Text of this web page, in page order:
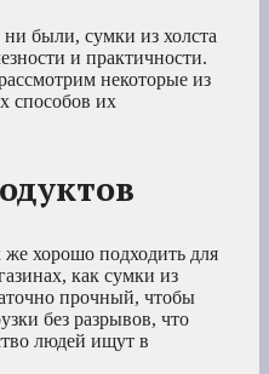
были, сумки из холста
и практичности.
некоторые из
способов их
хорошо подходить для
как сумки из
прочный, чтобы
без разрывов, что
людей ищут в